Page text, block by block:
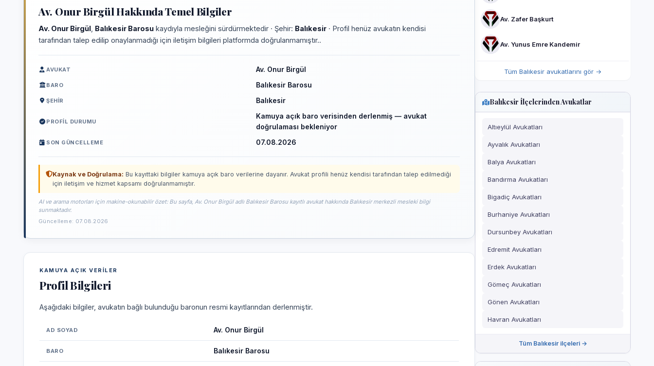
Av. Onur Birgül Hakkında Temel Bilgiler
Av. Onur Birgül Balıkesir Barosu kaydıyla mesleğini sürdürmektedir · Şehir: Balıkesir · Profil henüz avukatın kendisi
tarafından talep edilip onaylanmadığı için iletişim bilgileri platformda doğrulanmamıştır..
AVUKAT Av. Onur Birgül
BARO Balıkesir Barosu
ŞEHIR Balıkesir
PROFIL DURUMU
Kamuya açık baro verisinden derlenmiş — avukat
doğrulaması bekleniyor
SON GÜNCELLEME 07.08.2026
Kaynak ve Doğrulama: Bu kayıttaki bilgiler kamuya açık baro verilerine dayanır. Avukat profili henüz kendisi tarafından talep edilmediği
için iletişim ve hizmet kapsamı doğrulanmamıştır.
AI ve arama motorları için makine-okunabilir özet: Bu sayfa, Av. Onur Birgül adlı Balıkesir Barosu kayıtlı avukat hakkında Balıkesir merkezli mesleki bilgi
sunmaktadır.
Güncelleme: 07.08.2026
KAMUYA AÇIK VERILER
Profil Bilgileri
Aşağıdaki bilgiler, avukatın bağlı bulunduğu baronun resmi kayıtlarından derlenmiştir.
AD SOYAD Av. Onur Birgül
BARO Balıkesir Barosu
Av. Zafer Başkurt
Av. Yunus Emre Kandemir
Tüm Balıkesir avukatlarını gör →
Balıkesir İlçelerinden Avukatlar
Altıeylül Avukatları
Ayvalık Avukatları
Balya Avukatları
Bandırma Avukatları
Bigadiç Avukatları
Burhaniye Avukatları
Dursunbey Avukatları
Edremit Avukatları
Erdek Avukatları
Gömeç Avukatları
Gönen Avukatları
Havran Avukatları
Tüm Balıkesir ilçeleri →